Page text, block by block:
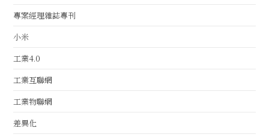
專案經理雜誌專刊
小米
工業4.0
工業互聯網
工業物聯網
差異化